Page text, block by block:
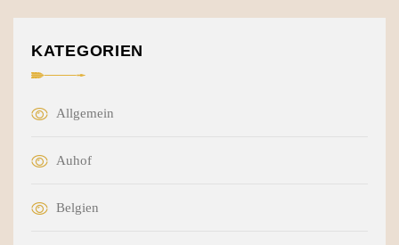
KATEGORIEN
Allgemein
Auhof
Belgien